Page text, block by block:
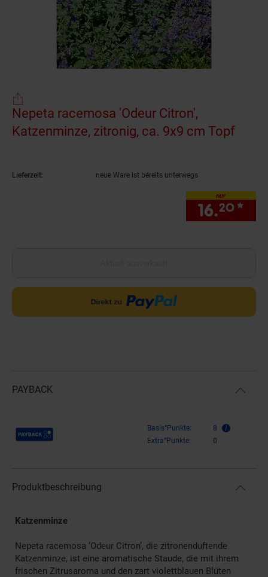
Nepeta racemosa 'Odeur Citron',
Katzenminze, zitronig, ca. 9x9 cm Topf
Lieferzeit: neue Ware ist bereits unterwegs
nur
16.20 *
PAYBACK
Payback Punkte Basis°Punkte:
8
Extra°Punkte:
0
Produktbeschreibung
Katzenminze
Nepeta racemosa ‘Odeur Citron’, die zitronenduftende
Katzenminze, ist eine aromatische Staude, die mit ihrem
frischen Zitrusaroma und den zart violettblauen Blüten